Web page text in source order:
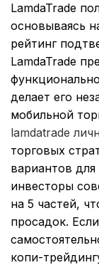
LamdaTrade
основываясь
рейтинг
LamdaTrade
делает его
мобильной
lamdatrade
торговых
вариантов
инвесторы
на 5 частей,
просадок.
копи-